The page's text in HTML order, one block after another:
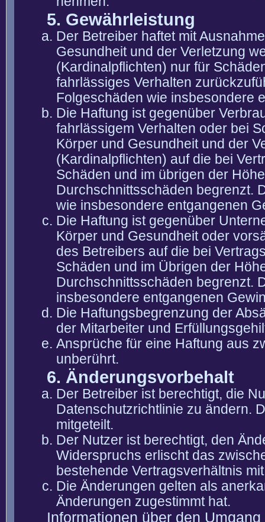
5. Gewährleistung
Der Betreiber haftet mit
Gesundheit und der Verletzung
(Kardinalpflichten) nur für
fahrlässiges Verhalten
Folgeschäden wie insbesondere
Die Haftung ist gegenüber
fahrlässigem Verhalten oder bei
Körper und Gesundheit und der
(Kardinalpflichten) auf die bei
Schäden und im übrigen der
Durchschnittsschäden begrenzt.
wie insbesondere entgangenen
Die Haftung ist gegenüber
Körper und Gesundheit oder
des Betreibers auf die bei
Schäden und im Übrigen der
Durchschnittsschäden begrenzt.
insbesondere entgangenen
Die Haftungsbegrenzung der
der Mitarbeiter und
Ansprüche für eine Haftung aus
unberührt.
6. Änderungsvorbehalt
Der Betreiber ist berechtigt, die
Datenschutzrichtlinie zu ändern.
mitgeteilt.
Der Nutzer ist berechtigt, den
Widerspruchs erlischt das
bestehende Vertragsverhältnis
Die Änderungen gelten als
Änderungen zugestimmt hat.
Informationen über den